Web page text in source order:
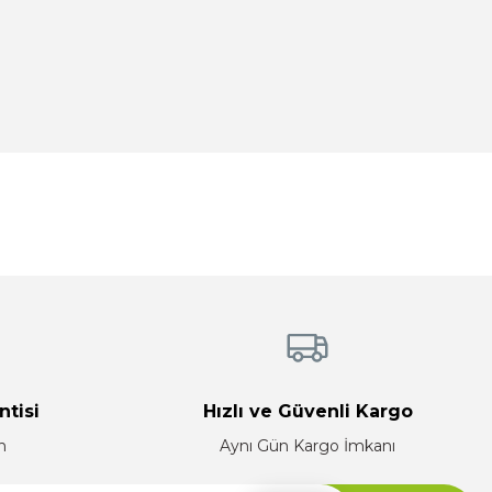
Hızlı ve Güvenli Kargo
Aynı Gün Kargo İmkanı